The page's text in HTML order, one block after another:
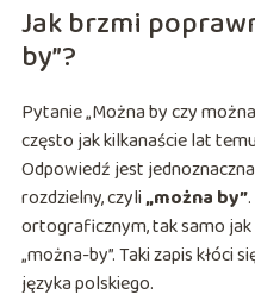
Jak brzmi
by”?
Pytanie „Można by czy
często jak kilkanaście lat
Odpowiedź jest
rozdzielny, czyli„można by”
ortograficznym, tak samo jak
„można-by”. Taki zapis kłóci
języka polskiego.